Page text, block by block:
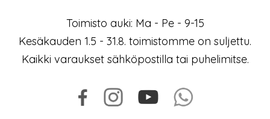
Toimisto auki: Ma - Pe - 9-15
Kesäkauden 1.5 - 31.8. toimistomme on suljettu.
Kaikki varaukset sähköpostilla tai puhelimitse.